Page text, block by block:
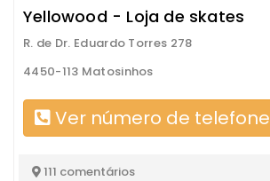
Yellowood - Loja de skates
R. de Dr. Eduardo Torres 278
4450-113 Matosinhos
Ver número de telefone
111 comentários